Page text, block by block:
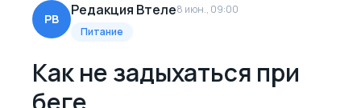
РВ
Редакция Втеле8 июн., 09:00
Питание
Как не задыхаться при